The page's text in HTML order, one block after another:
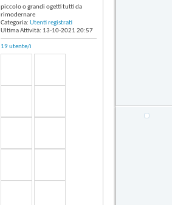
piccolo o grandi ogetti tutti da
rimodernare
Categoria: Utenti registrati
Ultima Attività: 13-10-2021 20:57
19 utente/i